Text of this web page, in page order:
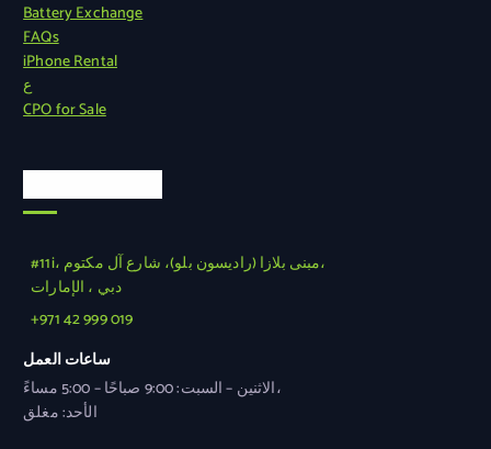
Battery Exchange
FAQs
iPhone Rental
ع
CPO for Sale
#11i، مبنى بلازا (راديسون بلو)، شارع آل مكتوم،
دبي ، الإمارات
+971 42 999 019
ساعات العمل
الاثنين – السبت: 9:00 صباحًا – 5:00 مساءً،
الأحد: مغلق